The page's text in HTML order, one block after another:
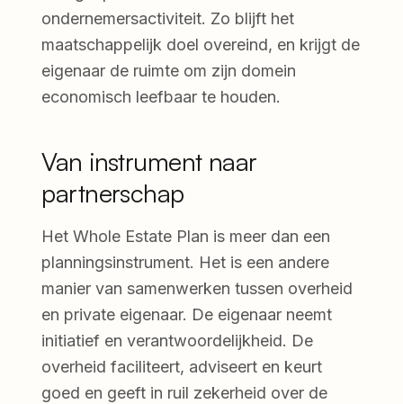
ondernemersactiviteit. Zo blijft het
maatschappelijk doel overeind, en krijgt de
eigenaar de ruimte om zijn domein
economisch leefbaar te houden.
Van instrument naar
partnerschap
Het Whole Estate Plan is meer dan een
planningsinstrument. Het is een andere
manier van samenwerken tussen overheid
en private eigenaar. De eigenaar neemt
initiatief en verantwoordelijkheid. De
overheid faciliteert, adviseert en keurt
goed en geeft in ruil zekerheid over de